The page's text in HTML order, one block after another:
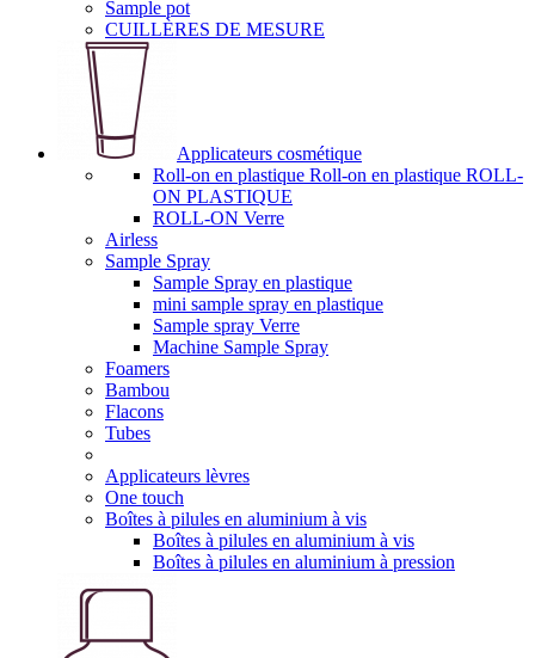
Sample pot
CUILLÈRES DE MESURE
Applicateurs cosmétique
Roll-on en plastique Roll-on en plastique ROLL-
ON PLASTIQUE
ROLL-ON Verre
Airless
Sample Spray
Sample Spray en plastique
mini sample spray en plastique
Sample spray Verre
Machine Sample Spray
Foamers
Bambou
Flacons
Tubes
Applicateurs lèvres
One touch
Boîtes à pilules en aluminium à vis
Boîtes à pilules en aluminium à vis
Boîtes à pilules en aluminium à pression